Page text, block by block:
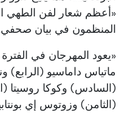
«أعظم شعار لفن الطهي
المنظمون في بيان
ماتياس داماسيو (الرابع)
(السادس) وكوكا روسيتا
(الثامن) وزوتوس إي